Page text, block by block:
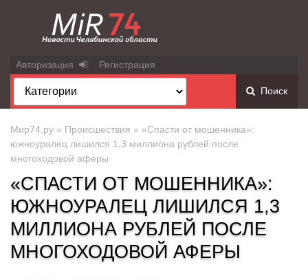
Авторизация Регистрация
Поиск
Мир74.ру » Происшествия » «Спасти от мошенника»:
южноуралец лишился 1,3 миллиона рублей после
многоходовой аферы
«СПАСТИ ОТ МОШЕННИКА»:
ЮЖНОУРАЛЕЦ ЛИШИЛСЯ 1,3
МИЛЛИОНА РУБЛЕЙ ПОСЛЕ
МНОГОХОДОВОЙ АФЕРЫ